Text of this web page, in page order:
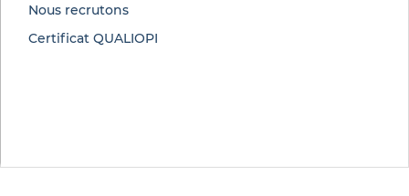
Nous recrutons
Certificat QUALIOPI